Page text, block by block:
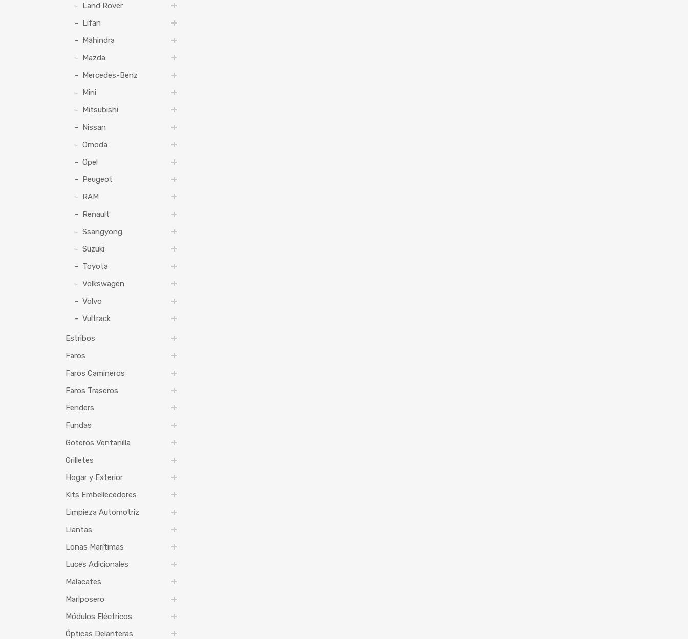
Land Rover
Lifan
Mahindra
Mazda
Mercedes-Benz
Mini
Mitsubishi
Nissan
Omoda
Opel
Peugeot
RAM
Renault
Ssangyong
Suzuki
Toyota
Volkswagen
Volvo
Vultrack
Estribos
Faros
Faros Camineros
Faros Traseros
Fenders
Fundas
Goteros Ventanilla
Grilletes
Hogar y Exterior
Kits Embellecedores
Limpieza Automotriz
Llantas
Lonas Marítimas
Luces Adicionales
Malacates
Mariposero
Módulos Eléctricos
Ópticas Delanteras